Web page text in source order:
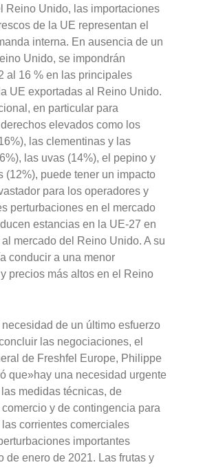
Reino Unido, las importaciones
de la UE representan el
interna. En ausencia de un
Unido, se impondrán
al 16 % en las principales
UE exportadas al Reino Unido.
en particular para
elevados como los
las clementinas y las
las uvas (14%), el pepino y
(12%), puede tener un impacto
para los operadores y
perturbaciones en el mercado
estancias en la UE-27 en
al mercado del Reino Unido. A su
conducir a una menor
precios más altos en el Reino
de un último esfuerzo
las negociaciones, el
de Freshfel Europe, Philippe
que»hay una necesidad urgente
medidas técnicas, de
y de contingencia para
corrientes comerciales
importantes
de enero de 2021. Las frutas y